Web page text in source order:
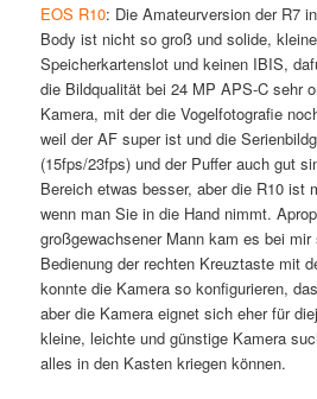
EOS R10: Die Amateurversion der R7
Body ist nicht so groß und solide,
Speicherkartenslot und keinen IBIS,
die Bildqualität bei 24 MP APS-C sehr
Kamera, mit der die Vogelfotografie
weil der AF super ist und die
(15fps/23fps) und der Puffer auch gut
Bereich etwas besser, aber die R10 ist
wenn man Sie in die Hand nimmt.
großgewachsener Mann kam es bei
Bedienung der rechten Kreuztaste mit
konnte die Kamera so konfigurieren,
aber die Kamera eignet sich eher für
kleine, leichte und günstige Kamera
alles in den Kasten kriegen können.